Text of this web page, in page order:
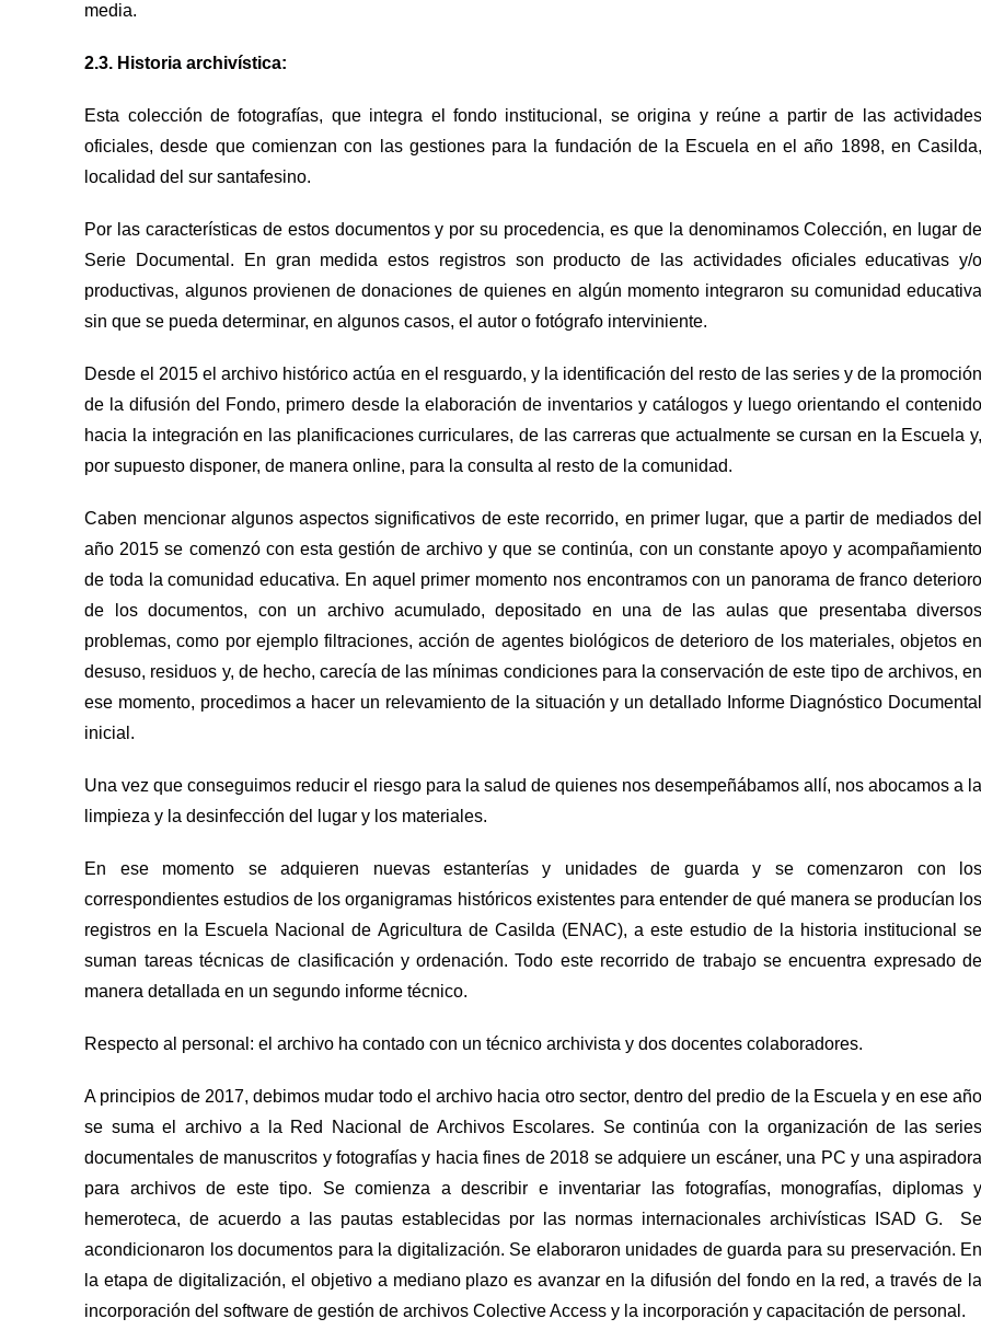
media.
2.3. Historia archivística:
Esta colección de fotografías, que integra el fondo institucional, se origina y reúne a partir de las actividades
oficiales, desde que comienzan con las gestiones para la fundación de la Escuela en el año 1898, en Casilda,
localidad del sur santafesino.
Por las características de estos documentos y por su procedencia, es que la denominamos Colección, en lugar de
Serie Documental. En gran medida estos registros son producto de las actividades oficiales educativas y/o
productivas, algunos provienen de donaciones de quienes en algún momento integraron su comunidad educativa
sin que se pueda determinar, en algunos casos, el autor o fotógrafo interviniente.
Desde el 2015 el archivo histórico actúa en el resguardo, y la identificación del resto de las series y de la promoción
de la difusión del Fondo, primero desde la elaboración de inventarios y catálogos y luego orientando el contenido
hacia la integración en las planificaciones curriculares, de las carreras que actualmente se cursan en la Escuela y,
por supuesto disponer, de manera online, para la consulta al resto de la comunidad.
Caben mencionar algunos aspectos significativos de este recorrido, en primer lugar, que a partir de mediados del
año 2015 se comenzó con esta gestión de archivo y que se continúa, con un constante apoyo y acompañamiento
de toda la comunidad educativa. En aquel primer momento nos encontramos con un panorama de franco deterioro
de los documentos, con un archivo acumulado, depositado en una de las aulas que presentaba diversos
problemas, como por ejemplo filtraciones, acción de agentes biológicos de deterioro de los materiales, objetos en
desuso, residuos y, de hecho, carecía de las mínimas condiciones para la conservación de este tipo de archivos, en
ese momento, procedimos a hacer un relevamiento de la situación y un detallado Informe Diagnóstico Documental
inicial.
Una vez que conseguimos reducir el riesgo para la salud de quienes nos desempeñábamos allí, nos abocamos a la
limpieza y la desinfección del lugar y los materiales.
En ese momento se adquieren nuevas estanterías y unidades de guarda y se comenzaron con los
correspondientes estudios de los organigramas históricos existentes para entender de qué manera se producían los
registros en la Escuela Nacional de Agricultura de Casilda (ENAC), a este estudio de la historia institucional se
suman tareas técnicas de clasificación y ordenación. Todo este recorrido de trabajo se encuentra expresado de
manera detallada en un segundo informe técnico.
Respecto al personal: el archivo ha contado con un técnico archivista y dos docentes colaboradores.
A principios de 2017, debimos mudar todo el archivo hacia otro sector, dentro del predio de la Escuela y en ese año
se suma el archivo a la Red Nacional de Archivos Escolares. Se continúa con la organización de las series
documentales de manuscritos y fotografías y hacia fines de 2018 se adquiere un escáner, una PC y una aspiradora
para archivos de este tipo. Se comienza a describir e inventariar las fotografías, monografías, diplomas y
hemeroteca, de acuerdo a las pautas establecidas por las normas internacionales archivísticas ISAD G. Se
acondicionaron los documentos para la digitalización. Se elaboraron unidades de guarda para su preservación. En
la etapa de digitalización, el objetivo a mediano plazo es avanzar en la difusión del fondo en la red, a través de la
incorporación del software de gestión de archivos Colective Access y la incorporación y capacitación de personal.